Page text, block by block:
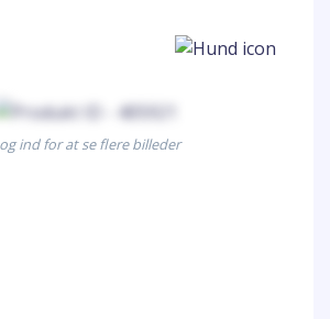
ind for at se flere billeder